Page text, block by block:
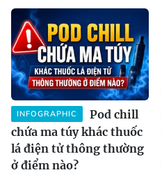
INFOGRAPHIC
Pod chill
chứa ma túy khác thuốc
lá điện tử thông thường
ở điểm nào?